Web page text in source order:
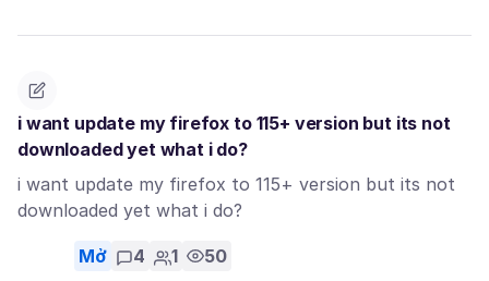
i want update my firefox to 115+ version but its not
downloaded yet what i do?
i want update my firefox to 115+ version but its not
downloaded yet what i do?
Mở 4 1 50